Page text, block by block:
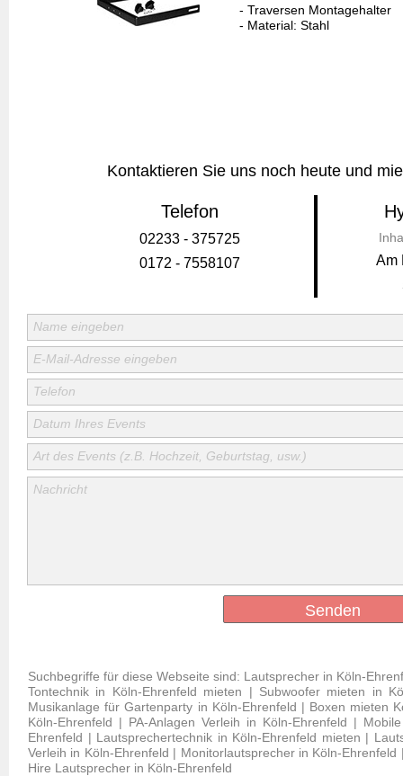
Kontaktieren Sie uns noch heute und
Telefon
02233 - 375725
0172 - 7558107
Am
Name eingeben
E-Mail-Adresse eingeben
Senden
Nachricht
Telefon
Datum Ihres Events
Art des Events (z.B. Hochzeit, Geburtstag, usw.)
Suchbegriffe für diese Webseite sind: Lautsprecher in Köln-
Tontechnik in Köln-Ehrenfeld mieten | Subwoofer mieten in
Musikanlage für Gartenparty in Köln-Ehrenfeld | Boxen mieten
Köln-Ehrenfeld | PA-Anlagen Verleih in Köln-Ehrenfeld |
Ehrenfeld | Lautsprechertechnik in Köln-Ehrenfeld mieten |
Verleih in Köln-Ehrenfeld | Monitorlautsprecher in Köln-
Hire Lautsprecher in Köln-Ehrenfeld